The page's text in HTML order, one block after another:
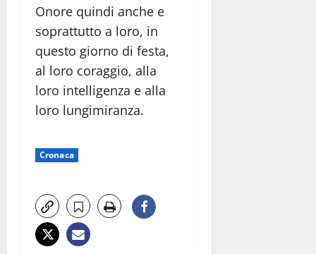
Onore quindi anche e
soprattutto a loro, in
questo giorno di festa,
al loro coraggio, alla
loro intelligenza e alla
loro lungimiranza.
Cronaca